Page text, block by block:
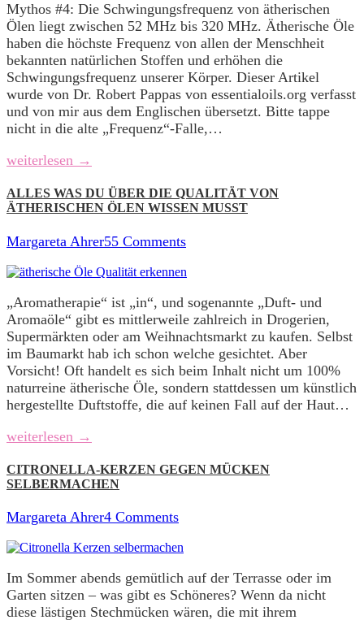
Mythos #4: Die Schwingungsfrequenz von ätherischen
Ölen liegt zwischen 52 MHz bis 320 MHz. Ätherische Öle
haben die höchste Frequenz von allen der Menschheit
bekannten natürlichen Stoffen und erhöhen die
Schwingungsfrequenz unserer Körper. Dieser Artikel
wurde von Dr. Robert Pappas von essentialoils.org verfasst
und von mir aus dem Englischen übersetzt. Bitte tappe
nicht in die alte „Frequenz“-Falle,…
weiterlesen →
ALLES WAS DU ÜBER DIE QUALITÄT VON
ÄTHERISCHEN ÖLEN WISSEN MUSST
Margareta Ahrer55 Comments
„Aromatherapie“ ist „in“, und sogenannte „Duft- und
Aromaöle“ gibt es mittlerweile zahlreich in Drogerien,
Supermärkten oder am Weihnachtsmarkt zu kaufen. Selbst
im Baumarkt hab ich schon welche gesichtet. Aber
Vorsicht! Oft handelt es sich beim Inhalt nicht um 100%
naturreine ätherische Öle, sondern stattdessen um künstlich
hergestellte Duftstoffe, die auf keinen Fall auf der Haut…
weiterlesen →
CITRONELLA-KERZEN GEGEN MÜCKEN
SELBERMACHEN
Margareta Ahrer4 Comments
Im Sommer abends gemütlich auf der Terrasse oder im
Garten sitzen – was gibt es Schöneres? Wenn da nicht
diese lästigen Stechmücken wären, die mit ihrem